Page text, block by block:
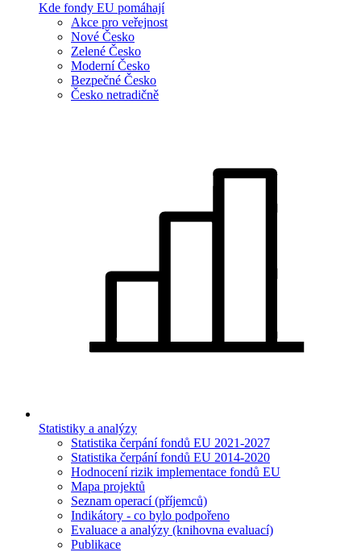
Kde fondy EU pomáhají
Akce pro veřejnost
Nové Česko
Zelené Česko
Moderní Česko
Bezpečné Česko
Česko netradičně
Statistiky a analýzy
Statistika čerpání fondů EU 2021-2027
Statistika čerpání fondů EU 2014-2020
Hodnocení rizik implementace fondů EU
Mapa projektů
Seznam operací (příjemců)
Indikátory - co bylo podpořeno
Evaluace a analýzy (knihovna evaluací)
Publikace